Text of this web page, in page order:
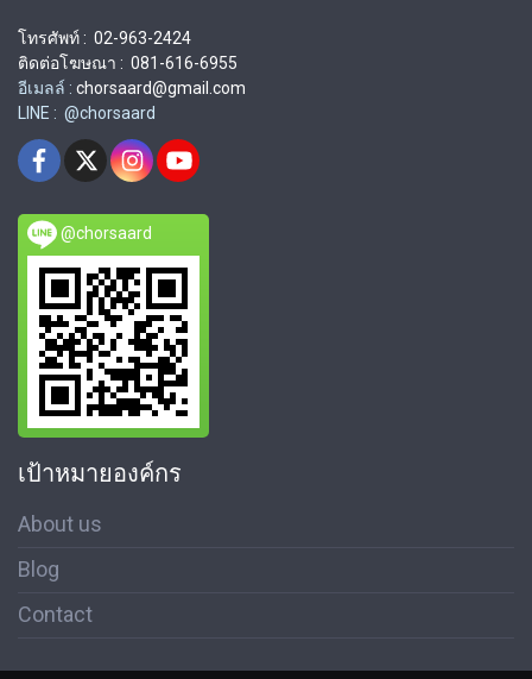
โทรศัพท์ : 02-963-2424
ติดต่อโฆษณา : 081-616-6955
อีเมลล์ : chorsaard@gmail.com
LINE : @chorsaard
@chorsaard
เป้าหมายองค์กร
About us
Blog
Contact